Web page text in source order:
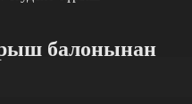
балонынан